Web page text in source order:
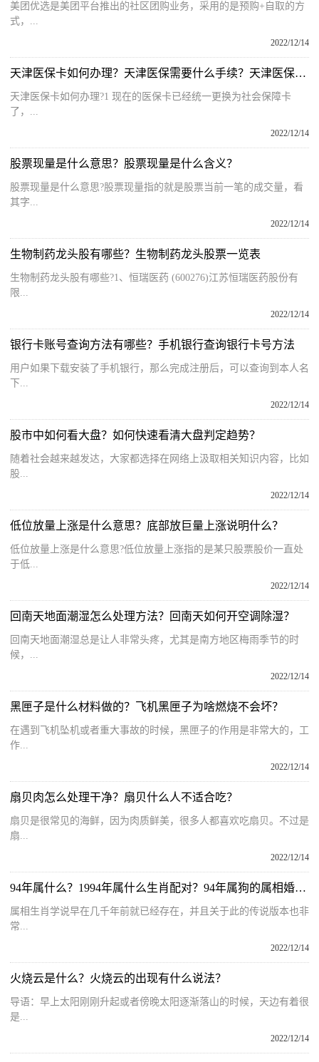
美团优选是美团平台推出的社区团购业务，采用的是预购+自取的方
式，...
2022/12/14
天津医保卡如何办理？天津医保需要什么手续？天津医保卡办理指南
天津医保卡如何办理?1 现在的医保卡已经统一更换为社会保障卡
了，...
2022/12/14
股票现量是什么意思？股票现量是什么含义？
股票现量是什么意思?股票现量指的就是股票当前一笔的成交量，看
其字...
2022/12/14
生物制药龙头股有哪些？生物制药龙头股票一览表
生物制药龙头股有哪些?1、恒瑞医药 (600276)江苏恒瑞医药股份有
限...
2022/12/14
银行卡账号查询方法有哪些？手机银行查询银行卡号方法
用户如果下载安装了手机银行，那么完成注册后，可以查询到本人名
下...
2022/12/14
股市中如何看大盘？如何快速看清大盘判定趋势？
随着社会越来越发达，大家都选择在网络上汲取相关知识内容，比如
股...
2022/12/14
低位放量上涨是什么意思？底部放巨量上涨说明什么？
低位放量上涨是什么意思?低位放量上涨指的是某只股票股价一直处
于低...
2022/12/14
回南天地面潮湿怎么处理方法？回南天如何开空调除湿？
回南天地面潮湿总是让人非常头疼，尤其是南方地区梅雨季节的时
候，...
2022/12/14
黑匣子是什么材料做的？飞机黑匣子为啥燃烧不会坏？
在遇到飞机坠机或者重大事故的时候，黑匣子的作用是非常大的，工
作...
2022/12/14
扇贝肉怎么处理干净？扇贝什么人不适合吃？
扇贝是很常见的海鲜，因为肉质鲜美，很多人都喜欢吃扇贝。不过是
扇...
2022/12/14
94年属什么？1994年属什么生肖配对？94年属狗的属相婚配表
属相生肖学说早在几千年前就已经存在，并且关于此的传说版本也非
常...
2022/12/14
火烧云是什么？火烧云的出现有什么说法？
导语：早上太阳刚刚升起或者傍晚太阳逐渐落山的时候，天边有着很
是...
2022/12/14